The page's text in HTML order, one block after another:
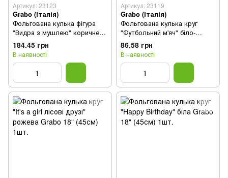
Артикул: 23123
Grabo (Італія)
Фольгована кулька фігура
"Видра з мушлею" коричнева
Grabo 28" (1шт.)
184.45 грн
В наявності
Артикул: 23119
Grabo (Італія)
Фольгована кулька круг
"Футбольний м'яч" біло-
рожева Grabo 18" (45см) 1шт.
86.58 грн
В наявності